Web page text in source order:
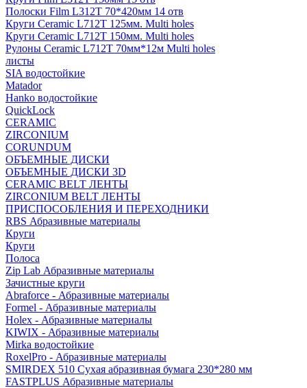
Полоски Film L312T 70*420мм 14 отв
Круги Ceramic L712T 125мм. Multi holes
Круги Ceramic L712T 150мм. Multi holes
Рулоны Ceramic L712T 70мм*12м Multi holes
листы
SIA водостойкие
Matador
Hanko водостойкие
QuickLock
CERAMIC
ZIRCONIUM
СORUNDUM
ОБЪЕМНЫЕ ДИСКИ
ОБЪЕМНЫЕ ДИСКИ 3D
CERAMIC BELT ЛЕНТЫ
ZIRCONIUM BELT ЛЕНТЫ
ПРИСПОСОБЛЕНИЯ И ПЕРЕХОДНИКИ
RBS Абразивные материалы
Круги
Круги
Полоса
Zip Lab Абразивные материалы
Зачистные круги
Abraforce - Абразивные материалы
Formel - Абразивные материалы
Holex - Абразивные материалы
KIWIX - Абразивные материалы
Mirka водостойкие
RoxelPro - Абразивные материалы
SMIRDEX 510 Сухая абразивная бумага 230*280 мм
FASTPLUS Абразивные материалы